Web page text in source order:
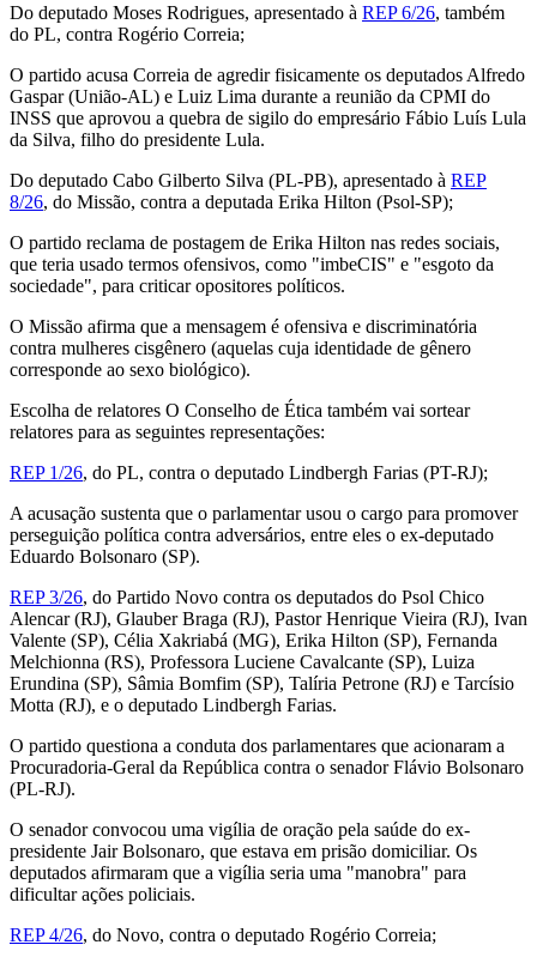
Do deputado Moses Rodrigues, apresentado à REP 6/26, também
do PL, contra Rogério Correia;
O partido acusa Correia de agredir fisicamente os deputados Alfredo
Gaspar (União-AL) e Luiz Lima durante a reunião da CPMI do
INSS que aprovou a quebra de sigilo do empresário Fábio Luís Lula
da Silva, filho do presidente Lula.
Do deputado Cabo Gilberto Silva (PL-PB), apresentado à REP
8/26, do Missão, contra a deputada Erika Hilton (Psol-SP);
O partido reclama de postagem de Erika Hilton nas redes sociais,
que teria usado termos ofensivos, como "imbeCIS" e "esgoto da
sociedade", para criticar opositores políticos.
O Missão afirma que a mensagem é ofensiva e discriminatória
contra mulheres cisgênero (aquelas cuja identidade de gênero
corresponde ao sexo biológico).
Escolha de relatores O Conselho de Ética também vai sortear
relatores para as seguintes representações:
REP 1/26, do PL, contra o deputado Lindbergh Farias (PT-RJ);
A acusação sustenta que o parlamentar usou o cargo para promover
perseguição política contra adversários, entre eles o ex-deputado
Eduardo Bolsonaro (SP).
REP 3/26, do Partido Novo contra os deputados do Psol Chico
Alencar (RJ), Glauber Braga (RJ), Pastor Henrique Vieira (RJ), Ivan
Valente (SP), Célia Xakriabá (MG), Erika Hilton (SP), Fernanda
Melchionna (RS), Professora Luciene Cavalcante (SP), Luiza
Erundina (SP), Sâmia Bomfim (SP), Talíria Petrone (RJ) e Tarcísio
Motta (RJ), e o deputado Lindbergh Farias.
O partido questiona a conduta dos parlamentares que acionaram a
Procuradoria-Geral da República contra o senador Flávio Bolsonaro
(PL-RJ).
O senador convocou uma vigília de oração pela saúde do ex-
presidente Jair Bolsonaro, que estava em prisão domiciliar. Os
deputados afirmaram que a vigília seria uma "manobra" para
dificultar ações policiais.
REP 4/26, do Novo, contra o deputado Rogério Correia;